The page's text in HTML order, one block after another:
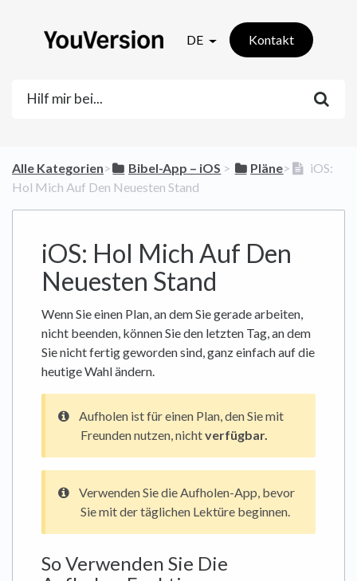
DE Kontakt
Alle Kategorien​>​ ​Bibel-App – iOS ​ > ​ ​Pläne​>​
iOS:
Hol Mich Auf Den Neuesten Stand
iOS: Hol Mich Auf Den
Neuesten Stand
Wenn Sie einen Plan, an dem Sie gerade arbeiten,
nicht beenden, können Sie den letzten Tag, an dem
Sie nicht fertig geworden sind, ganz einfach auf die
heutige Wahl ändern.
Aufholen ist für einen Plan, den Sie mit
Freunden nutzen, nichtverfügbar.
Verwenden Sie die Aufholen-App, bevor
Sie mit der täglichen Lektüre beginnen.
So Verwenden Sie Die